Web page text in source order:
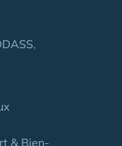
& Bien-